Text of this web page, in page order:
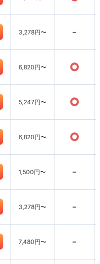
3,278円〜 -
6,820円〜 ○
5,247円〜 ○
6,820円〜 ○
1,500円〜 -
3,278円〜 -
7,480円〜 -